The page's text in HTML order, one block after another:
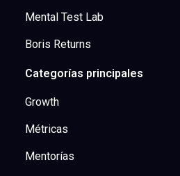
Mental Test Lab
Boris Returns
Categorías principales
Growth
Métricas
Mentorías